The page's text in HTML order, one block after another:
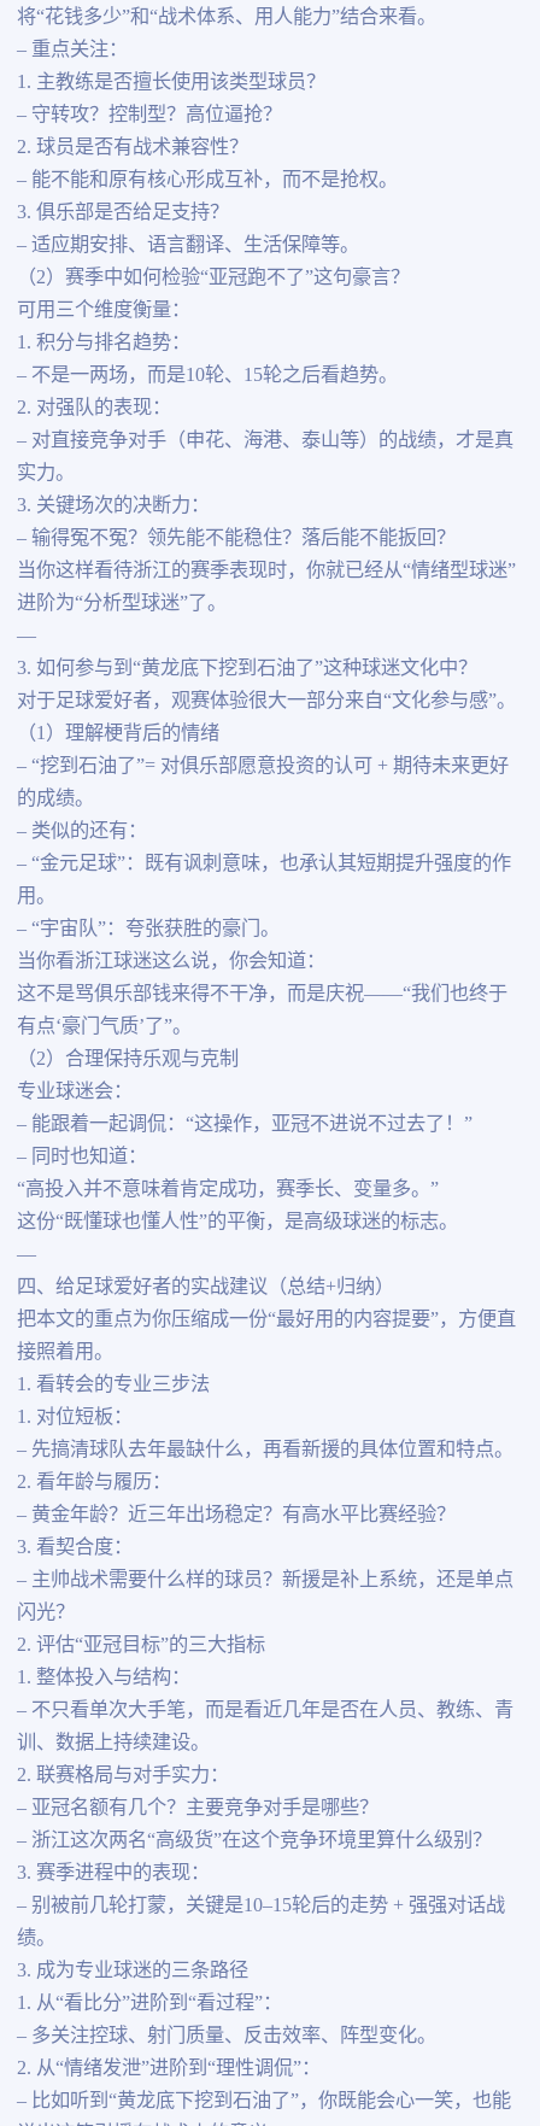
将“花钱多少”和“战术体系、用人能力”结合来看。
– 重点关注：
1. 主教练是否擅长使用该类型球员？
– 守转攻？控制型？高位逼抢？
2. 球员是否有战术兼容性？
– 能不能和原有核心形成互补，而不是抢权。
3. 俱乐部是否给足支持？
– 适应期安排、语言翻译、生活保障等。
（2）赛季中如何检验“亚冠跑不了”这句豪言？
可用三个维度衡量：
1. 积分与排名趋势：
– 不是一两场，而是10轮、15轮之后看趋势。
2. 对强队的表现：
– 对直接竞争对手（申花、海港、泰山等）的战绩，才是真
实力。
3. 关键场次的决断力：
– 输得冤不冤？领先能不能稳住？落后能不能扳回？
当你这样看待浙江的赛季表现时，你就已经从“情绪型球迷”
进阶为“分析型球迷”了。
—
3. 如何参与到“黄龙底下挖到石油了”这种球迷文化中？
对于足球爱好者，观赛体验很大一部分来自“文化参与感”。
（1）理解梗背后的情绪
– “挖到石油了”= 对俱乐部愿意投资的认可 + 期待未来更好
的成绩。
– 类似的还有：
– “金元足球”：既有讽刺意味，也承认其短期提升强度的作
用。
– “宇宙队”：夸张获胜的豪门。
当你看浙江球迷这么说，你会知道：
这不是骂俱乐部钱来得不干净，而是庆祝——“我们也终于
有点‘豪门气质’了”。
（2）合理保持乐观与克制
专业球迷会：
– 能跟着一起调侃：“这操作，亚冠不进说不过去了！”
– 同时也知道：
“高投入并不意味着肯定成功，赛季长、变量多。”
这份“既懂球也懂人性”的平衡，是高级球迷的标志。
—
四、给足球爱好者的实战建议（总结+归纳）
把本文的重点为你压缩成一份“最好用的内容提要”，方便直
接照着用。
1. 看转会的专业三步法
1. 对位短板：
– 先搞清球队去年最缺什么，再看新援的具体位置和特点。
2. 看年龄与履历：
– 黄金年龄？近三年出场稳定？有高水平比赛经验？
3. 看契合度：
– 主帅战术需要什么样的球员？新援是补上系统，还是单点
闪光？
2. 评估“亚冠目标”的三大指标
1. 整体投入与结构：
– 不只看单次大手笔，而是看近几年是否在人员、教练、青
训、数据上持续建设。
2. 联赛格局与对手实力：
– 亚冠名额有几个？主要竞争对手是哪些？
– 浙江这次两名“高级货”在这个竞争环境里算什么级别？
3. 赛季进程中的表现：
– 别被前几轮打蒙，关键是10–15轮后的走势 + 强强对话战
绩。
3. 成为专业球迷的三条路径
1. 从“看比分”进阶到“看过程”：
– 多关注控球、射门质量、反击效率、阵型变化。
2. 从“情绪发泄”进阶到“理性调侃”：
– 比如听到“黄龙底下挖到石油了”，你既能会心一笑，也能